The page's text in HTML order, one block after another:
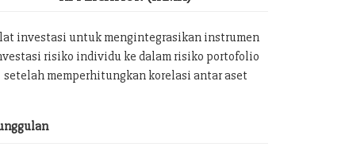
investasi untuk mengintegrasikan instrumen
risiko individu ke dalam risiko portofolio
setelah memperhitungkan korelasi antar aset